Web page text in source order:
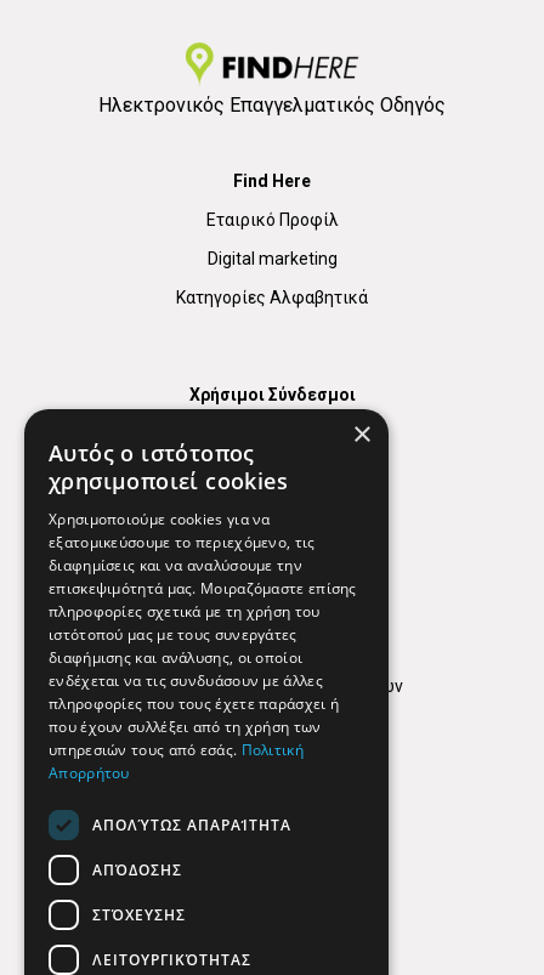
Ηλεκτρονικός Επαγγελματικός Οδηγός
Find Here
Εταιρικό Προφίλ
Digital marketing
Κατηγορίες Αλφαβητικά
Χρήσιμοι Σύνδεσμοι
Χρήσιμα Τηλέφωνα
Εφημερεύοντα Φαρμακεία
Απόρρητο
Όροι Χρήσης
Πολιτική προστασίας δεδομένων
Findhere
Social Media
×
Αυτός ο ιστότοπος
χρησιμοποιεί cookies
Χρησιμοποιούμε cookies για να
εξατομικεύσουμε το περιεχόμενο, τις
διαφημίσεις και να αναλύσουμε την
επισκεψιμότητά μας. Μοιραζόμαστε επίσης
πληροφορίες σχετικά με τη χρήση του
ιστότοπού μας με τους συνεργάτες
διαφήμισης και ανάλυσης, οι οποίοι
ενδέχεται να τις συνδυάσουν με άλλες
πληροφορίες που τους έχετε παράσχει ή
που έχουν συλλέξει από τη χρήση των
υπηρεσιών τους από εσάς. Πολιτική
Απορρήτου
ΑΠΟΛΎΤΩΣ ΑΠΑΡΑΊΤΗΤΑ
ΑΠΌΔΟΣΗΣ
ΣΤΌΧΕΥΣΗΣ
ΛΕΙΤΟΥΡΓΙΚΌΤΗΤΑΣ